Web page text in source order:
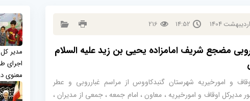
ارديبهشت 1404
14:52
216
مضجع شریف امامزاده یحیی بن زید علیه السلام
و امورخیریه شهرستان گنبدکاووس از مراسم غبارروبی و عطر
مدیرکل اوقاف و امورخیریه ، معاون ، امام جمعه ، جمعی از مدیران ،
مدیر
اجرای
معنوی